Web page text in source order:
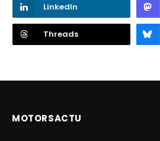
LinkedIn
Threads
MOTORSACTU